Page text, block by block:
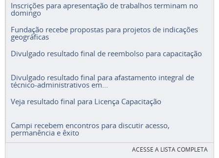
Inscrições para apresentação de trabalhos terminam no
domingo
Fundação recebe propostas para projetos de indicações
geográficas
Divulgado resultado final de reembolso para capacitação
Divulgado resultado final para afastamento integral de
técnico-administrativos em...
Veja resultado final para Licença Capacitação
Campi recebem encontros para discutir acesso,
permanência e êxito
ACESSE A LISTA COMPLETA